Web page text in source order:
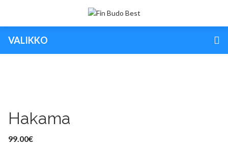
VALIKKO
Hakama
99.00€